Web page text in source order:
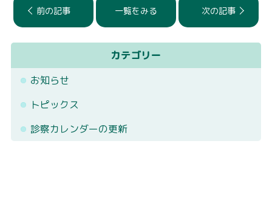
お問い合わせ
前の記事 一覧をみる 次の記事
カテゴリー
お知らせ
トピックス
診察カレンダーの更新